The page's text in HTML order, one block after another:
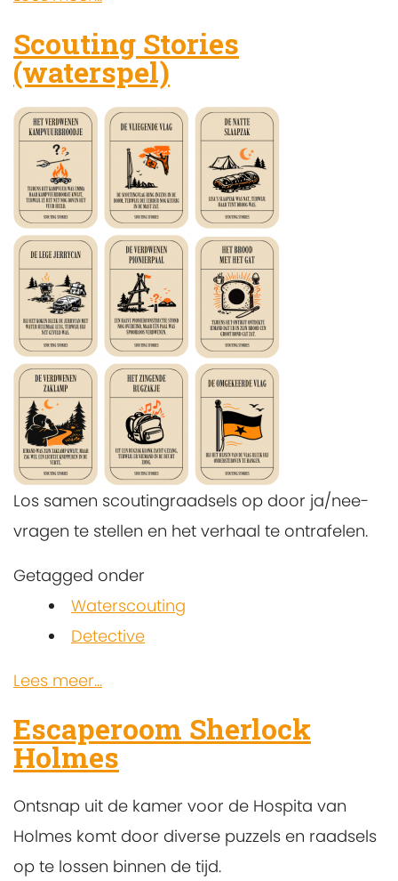
Scouting Stories
(waterspel)
Los samen scoutingraadsels op door ja/nee-
vragen te stellen en het verhaal te ontrafelen.
Getagged onder
Waterscouting
Detective
Lees meer...
Escaperoom Sherlock
Holmes
Ontsnap uit de kamer voor de Hospita van
Holmes komt door diverse puzzels en raadsels
op te lossen binnen de tijd.